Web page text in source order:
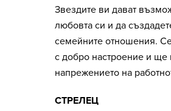
Звездите ви дават
любовта си и да
семейните отношения.
с добро настроение и ще
напрежението на
СТРЕЛЕЦ